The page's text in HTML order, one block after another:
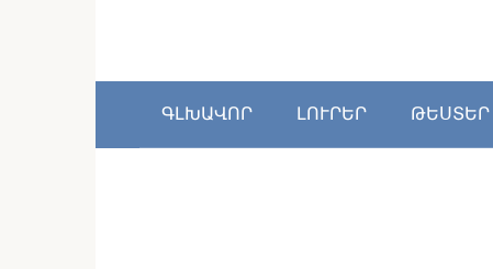
ԳԼԽԱՎՈՐ ԼՈՒՐԵՐ ԹԵՍՏԵՐ